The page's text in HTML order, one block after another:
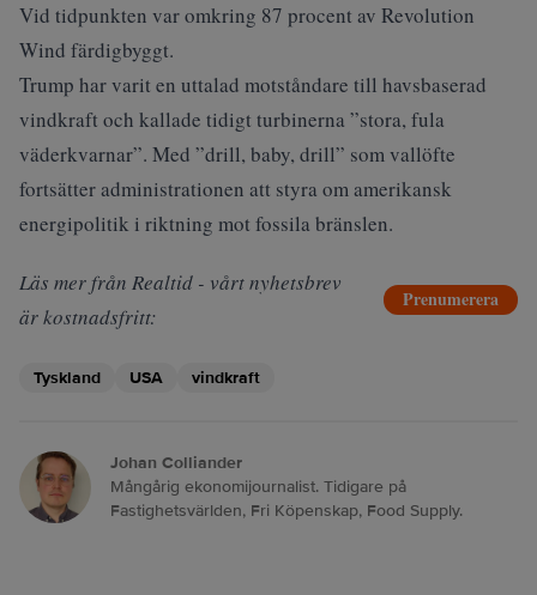
Vid tidpunkten var omkring 87 procent av Revolution
Wind färdigbyggt.
Trump har varit en uttalad motståndare till havsbaserad
vindkraft och kallade tidigt turbinerna ”stora, fula
väderkvarnar”. Med ”drill, baby, drill” som vallöfte
fortsätter administrationen att styra om amerikansk
energipolitik i riktning mot fossila bränslen.
Läs mer från Realtid - vårt nyhetsbrev
är kostnadsfritt:
Prenumerera
Tyskland USA vindkraft
Johan Colliander
Mångårig ekonomijournalist. Tidigare på
Fastighetsvärlden, Fri Köpenskap, Food Supply.